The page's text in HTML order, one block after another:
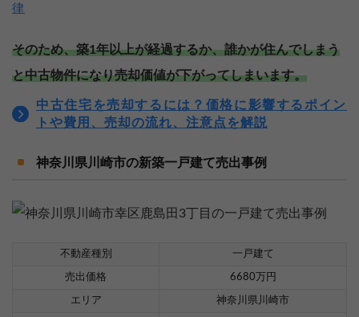
律
そのため、築1年以上が経過するか、誰かが住んでしまう
と中古物件になり売却価値が下がってしまいます。
中古住宅を売却するには？価格に影響するポイン
トや費用、売却の流れ、注意点を解説
神奈川県川崎市の新築一戸建て売出事例
不動産種別 一戸建て
売出価格 6680万円
エリア 神奈川県川崎市